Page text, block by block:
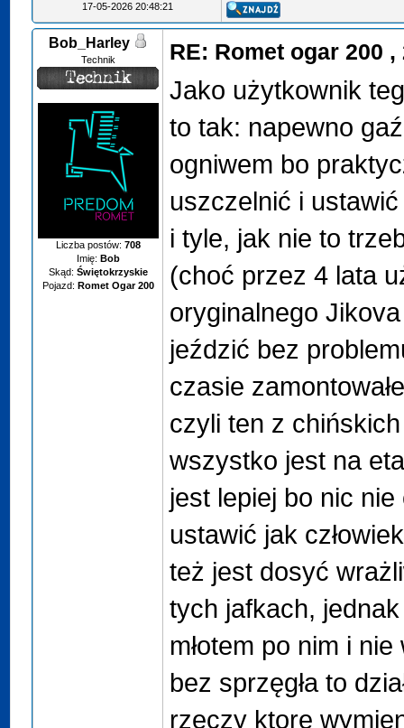
17-05-2026 20:48:21
Bob_Harley
Technik
Liczba postów: 708
Imię: Bob
Skąd: Świętokrzyskie
Pojazd: Romet Ogar 200
RE: Romet ogar 200 ,
Jako użytkownik
to tak: napewno
ogniwem bo
uszczelnić i ustawić
i tyle, jak nie to
(choć przez 4 lata
oryginalnego
jeździć bez
czasie
czyli ten z
wszystko jest na
jest lepiej bo nic
ustawić jak
też jest dosyć
tych jafkach,
młotem po nim i
bez sprzęgła to
rzeczy ktore